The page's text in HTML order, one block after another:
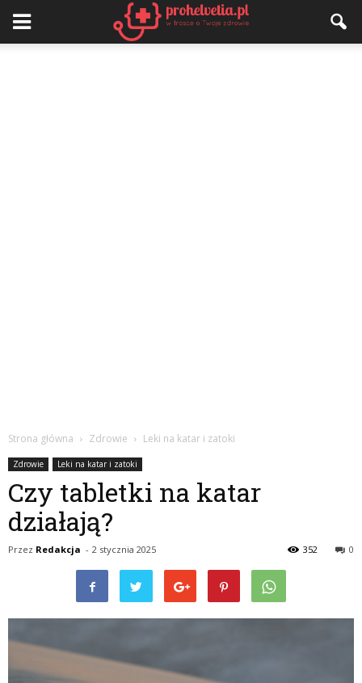
Strona główna Zdrowie Leki na katar i zatoki
Zdrowie Leki na katar i zatoki
Czy tabletki na katar
działają?
Przez Redakcja - 2 stycznia 2025 0
352